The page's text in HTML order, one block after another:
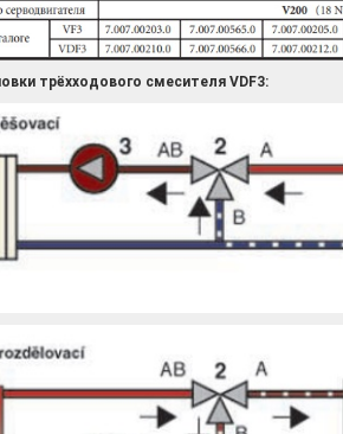
трёхходового смесителя VDF3: